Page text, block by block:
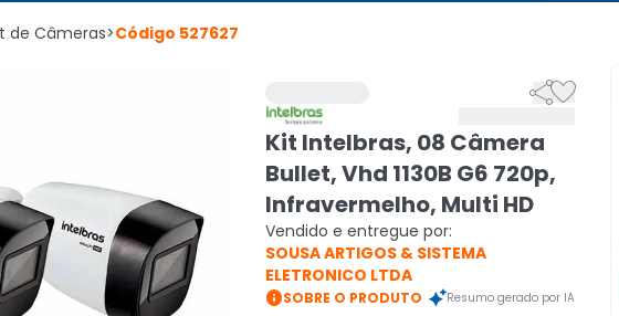
de Câmeras>Código 527627

Kit Intelbras, 08 Câmera
Bullet, Vhd 1130B G6 720p,
Infravermelho, Multi HD
Vendido e entregue por:
SOUSA ARTIGOS & SISTEMA
ELETRONICO LTDA
SOBRE O PRODUTO Resumo gerado por IA